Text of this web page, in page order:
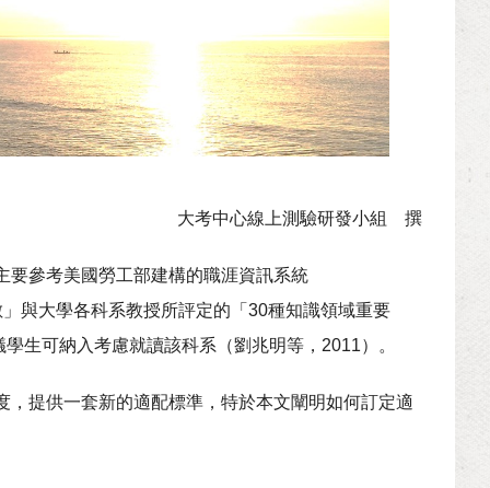
大考中心線上測驗研發小組 撰
要參考美國勞工部建構的職涯資訊系統
與大學各科系教授所評定的「30種知識領域重要
生可納入考慮就讀該科系（劉兆明等，2011）。
提供一套新的適配標準，特於本文闡明如何訂定適